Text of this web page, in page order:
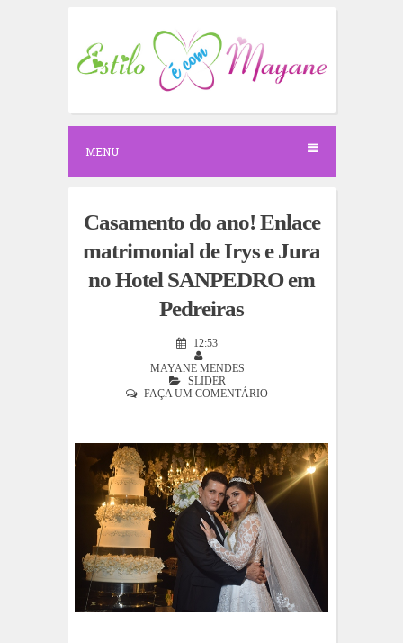
c
o
e
MENU
Casamento do ano! Enlace
matrimonial de Irys e Jura
no Hotel SANPEDRO em
Pedreiras
12:53
MAYANE MENDES
SLIDER
FAÇA UM COMENTÁRIO